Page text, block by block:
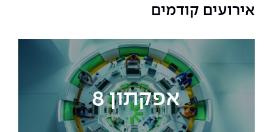
אירועים קודמים
אפקתון 8
סמסטר ראשון בתיכון